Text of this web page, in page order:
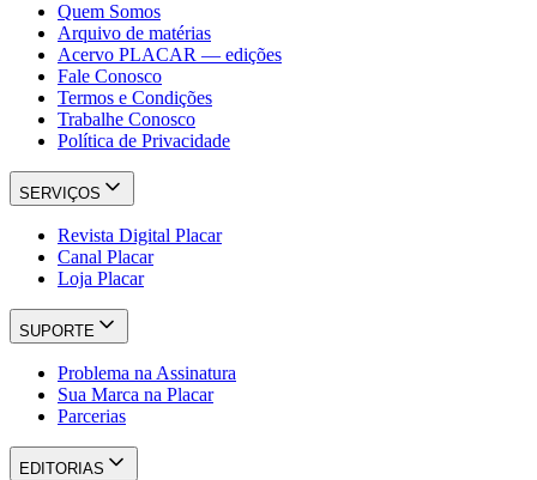
Quem Somos
Arquivo de matérias
Acervo PLACAR — edições
Fale Conosco
Termos e Condições
Trabalhe Conosco
Política de Privacidade
SERVIÇOS
Revista Digital Placar
Canal Placar
Loja Placar
SUPORTE
Problema na Assinatura
Sua Marca na Placar
Parcerias
EDITORIAS